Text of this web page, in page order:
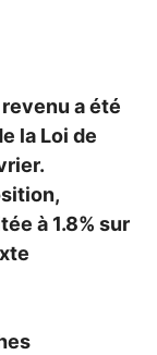
a été
la Loi de
à 1.8% sur